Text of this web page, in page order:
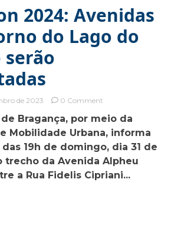
muitas
atividades
2024: Avenidas
do Lago do
serão
de 2023 0 Commenton
2024:
Avenidas
entorno
do
Lago
Bragança, por meio da
Mobilidade Urbana, informa
19h de domingo, dia 31 de
trecho da Avenida Alpheu
a Rua Fidelis Cipriani...